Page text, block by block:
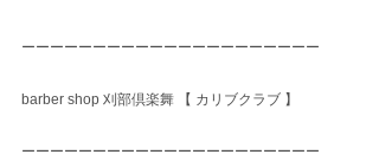
ーーーーーーーーーーーーーーーーーーーーー
barber shop 刈部倶楽舞 【 カリブクラブ 】
ーーーーーーーーーーーーーーーーーーーーー